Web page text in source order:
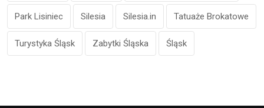
Park Lisiniec Silesia Silesia.in Tatuaże Brokatowe
Turystyka Śląsk Zabytki Śląska Śląsk